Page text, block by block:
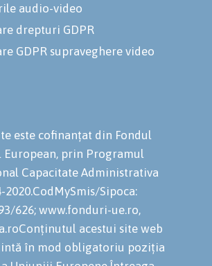
audio-video
drepturi GDPR
GDPR supraveghere video
este cofinanțat din Fondul
European, prin Programul
Capacitate Administrativa
2020.CodMySmis/Sipoca:
626; www.fonduri-ue.ro,
acestui site web
în mod obligatoriu poziția